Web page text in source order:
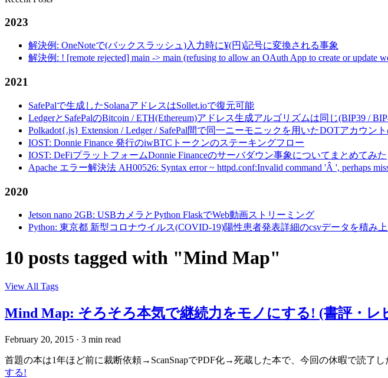
2023
解決例: OneNoteで(バックスラッシュ)入力時に¥(円)記号に変換される事象
解決例: ! [remote rejected] main -> main (refusing to allow an OAuth App to create or
2021
SafePalで生成したSolanaアドレスはSollet.ioで復元可能
LedgerとSafePalのBitcoin / ETH(Ethereum)アドレス生成アルゴリズムは同じ(BIP39 /
Polkadot{.js} Extension / Ledger / SafePal間で同一ニーモニックを用いたDOTアカウン
IOST: Donnie Finance 発行のiwBTCトークンのステーキングフロー
IOST: DeFiプラットフォームDonnie Financeのサーバダウン事象についてまとめてみた
Apache エラー解決法 AH00526: Syntax error ~ httpd.conf:Invalid command 'Â ', perhaps
2020
Jetson nano 2GB: USBカメラとPython FlaskでWeb動画ストリーミング
Python: 東京都 新型コロナウイルス(COVID-19)陽性患者発表詳細のcsvデータを積み
10 posts tagged with "Mind Map"
View All Tags
Mind Map: そろそろ本気で継続力をモノにする! (書評・レ
February 20, 2015 · 3 min read
首題の本は1年ほど前に裁断依頼→ScanSnapでPDF化→死蔵した本で、今回の休暇で読了し
する!